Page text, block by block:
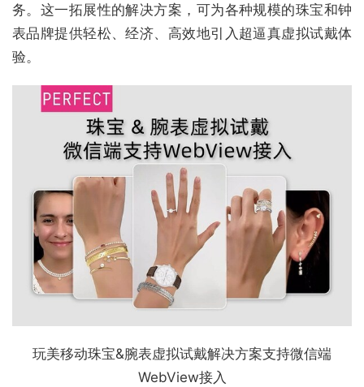
务。这一拓展性的解决方案，可为各种规模的珠宝和钟
表品牌提供轻松、经济、高效地引入超逼真虚拟试戴体
验。
玩美移动珠宝&腕表虚拟试戴解决方案支持微信端
WebView接入